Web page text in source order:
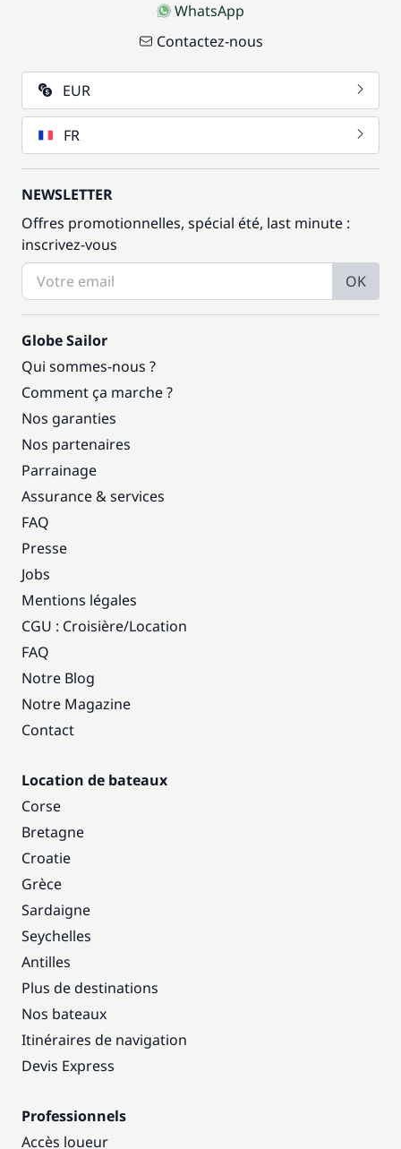
WhatsApp
Contactez-nous
EUR
FR
NEWSLETTER
Offres promotionnelles, spécial été, last minute :
inscrivez-vous
OK
Globe Sailor
Qui sommes-nous ?
Comment ça marche ?
Nos garanties
Nos partenaires
Parrainage
Assurance & services
FAQ
Presse
Jobs
Mentions légales
CGU : Croisière/Location
FAQ
Notre Blog
Notre Magazine
Contact
Location de bateaux
Corse
Bretagne
Croatie
Grèce
Sardaigne
Seychelles
Antilles
Plus de destinations
Nos bateaux
Itinéraires de navigation
Devis Express
Professionnels
Accès loueur